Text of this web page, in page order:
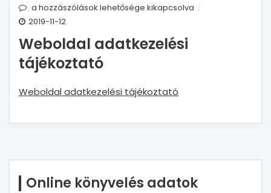
a hozzászólások lehetősége kikapcsolva
2019-11-12
Weboldal adatkezelési
tájékoztató
Weboldal adatkezelési tájékoztató
Online könyvelés adatok